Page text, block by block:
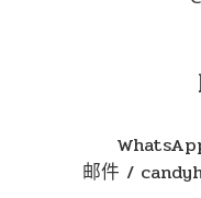
邮件 /